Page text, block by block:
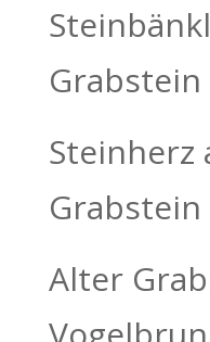
Grabstein
Steinherz
Grabstein
Alter